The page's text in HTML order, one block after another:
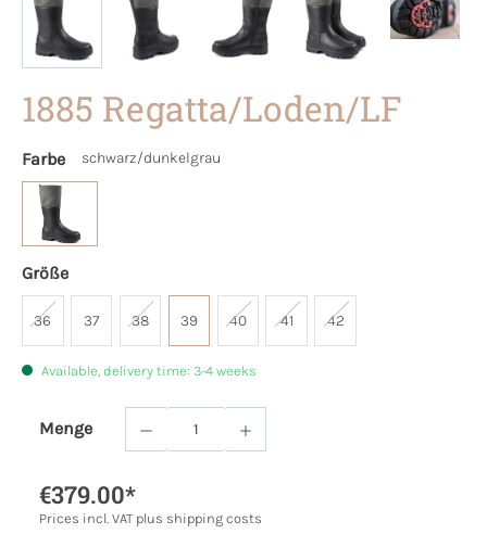
1885 Regatta/Loden/LF
Farbe schwarz/dunkelgrau
Größe
36 37 38 39 40 41 42
Available, delivery time: 3-4 weeks
Menge
Product Quantity: Enter the desired
€379.00*
Prices incl. VAT plus shipping costs